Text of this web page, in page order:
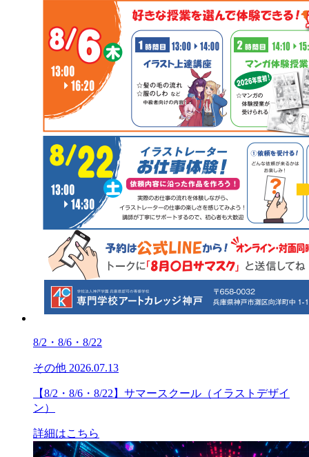
8/2・8/6・8/22
その他 2026.07.13
【8/2・8/6・8/22】サマースクール（イラストデザイ
ン）
詳細はこちら